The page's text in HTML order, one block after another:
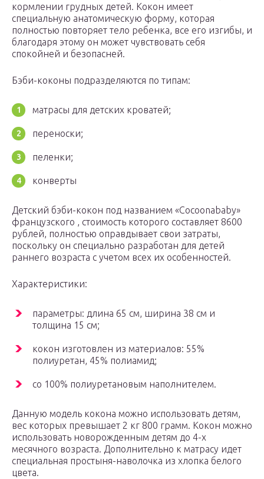
кормлении грудных детей. Кокон имеет
специальную анатомическую форму, которая
полностью повторяет тело ребенка, все его изгибы, и
благодаря этому он может чувствовать себя
спокойней и безопасней.
Бэби-коконы подразделяются по типам:
матрасы для детских кроватей;
переноски;
пеленки;
конверты
Детский бэби-кокон под названием «Cocoonababy»
французского , стоимость которого составляет 8600
рублей, полностью оправдывает свои затраты,
поскольку он специально разработан для детей
раннего возраста с учетом всех их особенностей.
Характеристики:
параметры: длина 65 см, ширина 38 см и
толщина 15 см;
кокон изготовлен из материалов: 55%
полиуретан, 45% полиамид;
со 100% полиуретановым наполнителем.
Данную модель кокона можно использовать детям,
вес которых превышает 2 кг 800 грамм. Кокон можно
использовать новорожденным детям до 4-х
месячного возраста. Дополнительно к матрасу идет
специальная простыня-наволочка из хлопка белого
цвета.